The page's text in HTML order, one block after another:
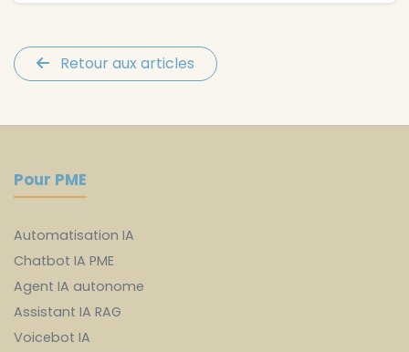
Retour aux articles
Pour PME
Automatisation IA
Chatbot IA PME
Agent IA autonome
Assistant IA RAG
Voicebot IA